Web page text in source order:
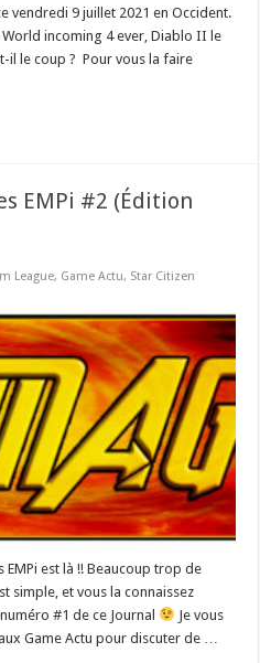
vendredi 9 juillet 2021 en Occident.
incoming 4 ever, Diablo II le
il le coup ? Pour vous la faire
EMPi #2 (Édition
League, Game Actu, Star Citizen
est là !! Beaucoup trop de
simple, et vous la connaissez
#1 de ce Journal
Je vous
Game Actu pour discuter de …